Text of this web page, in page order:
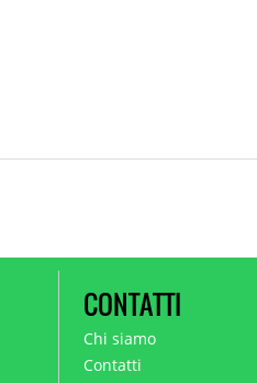
CONTATTI
Chi siamo
Contatti